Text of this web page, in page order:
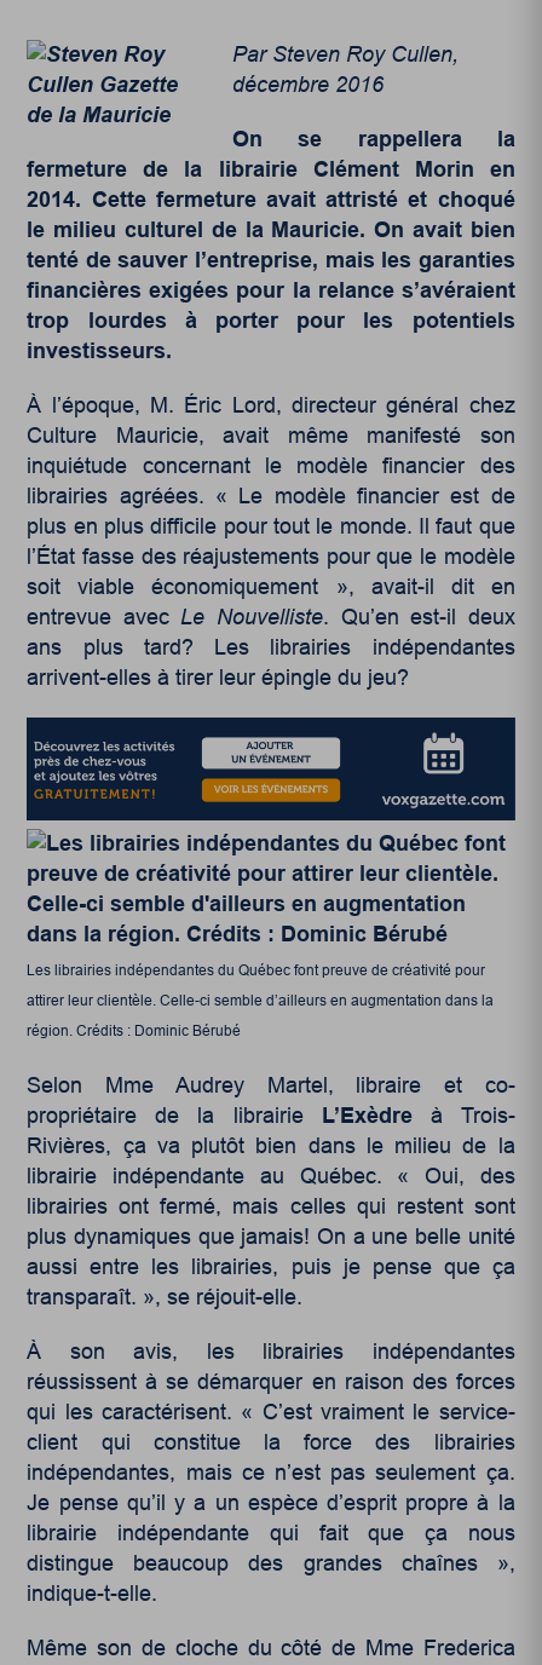
Par Steven Roy Cullen,
décembre 2016
On se rappellera la
fermeture de la librairie Clément Morin en
2014. Cette fermeture avait attristé et choqué
le milieu culturel de la Mauricie. On avait bien
tenté de sauver l’entreprise, mais les garanties
financières exigées pour la relance s’avéraient
trop lourdes à porter pour les potentiels
investisseurs.
À l’époque, M. Éric Lord, directeur général chez
Culture Mauricie, avait même manifesté son
inquiétude concernant le modèle financier des
librairies agréées. « Le modèle financier est de
plus en plus difficile pour tout le monde. Il faut que
l’État fasse des réajustements pour que le modèle
soit viable économiquement », avait-il dit en
entrevue avec Le Nouvelliste. Qu’en est-il deux
ans plus tard? Les librairies indépendantes
arrivent-elles à tirer leur épingle du jeu?
Les librairies indépendantes du Québec font preuve de créativité pour
attirer leur clientèle. Celle-ci semble d’ailleurs en augmentation dans la
région. Crédits : Dominic Bérubé
Selon Mme Audrey Martel, libraire et co-
propriétaire de la librairie
L’Exèdreà Trois-
Rivières, ça va plutôt bien dans le milieu de la
librairie indépendante au Québec. « Oui, des
librairies ont fermé, mais celles qui restent sont
plus dynamiques que jamais! On a une belle unité
aussi entre les librairies, puis je pense que ça
transparaît. », se réjouit-elle.
À son avis, les librairies indépendantes
réussissent à se démarquer en raison des forces
qui les caractérisent. « C’est vraiment le service-
client qui constitue la force des librairies
indépendantes, mais ce n’est pas seulement ça.
Je pense qu’il y a un espèce d’esprit propre à la
librairie indépendante qui fait que ça nous
distingue beaucoup des grandes chaînes »,
indique-t-elle.
Même son de cloche du côté de Mme Frederica